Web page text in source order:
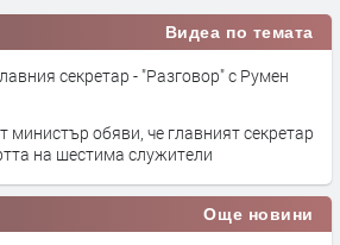
Видеа по темата
секретар - "Разговор" с Румен
обяви, че главният секретар
на шестима служители
Още новини